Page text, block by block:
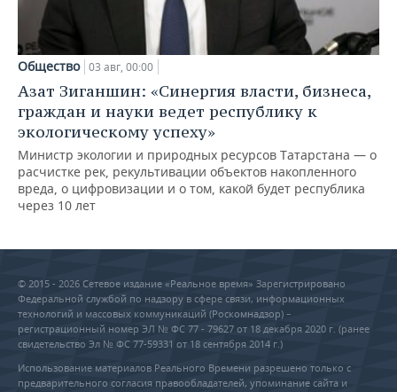
Общество 03 авг, 00:00
Азат Зиганшин: «Синергия власти, бизнеса,
граждан и науки ведет республику к
экологическому успеху»
Министр экологии и природных ресурсов Татарстана — о
расчистке рек, рекультивации объектов накопленного
вреда, о цифровизации и о том, какой будет республика
через 10 лет
© 2015 - 2026 Сетевое издание «Реальное время» Зарегистрировано
Федеральной службой по надзору в сфере связи, информационных
технологий и массовых коммуникаций (Роскомнадзор) –
регистрационный номер ЭЛ № ФС 77 - 79627 от 18 декабря 2020 г. (ранее
свидетельство Эл № ФС 77-59331 от 18 сентября 2014 г.)
Использование материалов Реального Времени разрешено только с
предварительного согласия правообладателей, упоминание сайта и